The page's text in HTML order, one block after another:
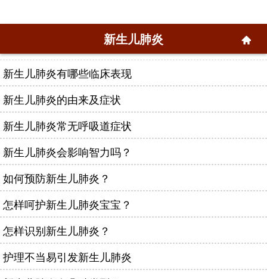
新生儿肺炎
新生儿肺炎有哪些临床表现
新生儿肺炎的由来及症状
新生儿肺炎常无呼吸道症状
新生儿肺炎会影响智力吗？
如何预防新生儿肺炎？
怎样呵护新生儿肺炎宝宝？
怎样识别新生儿肺炎？
护理不当易引发新生儿肺炎